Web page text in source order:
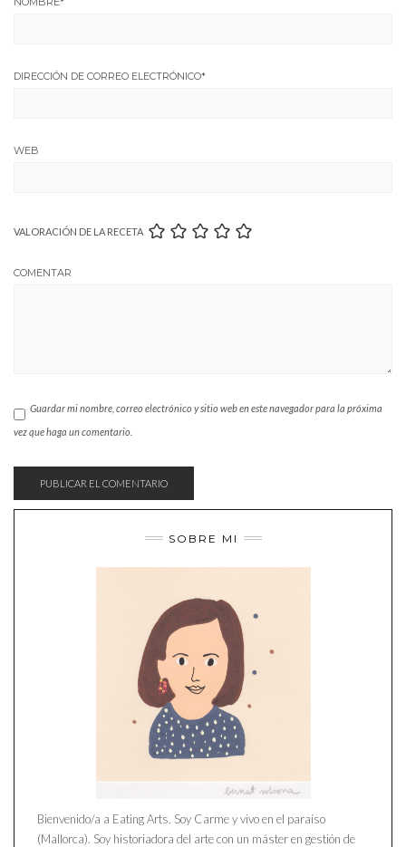
DIRECCIÓN DE CORREO ELECTRÓNICO*
WEB
VALORACIÓN DE LA RECETA
COMENTAR
Guardar mi nombre, correo electrónico y sitio web en este navegador para la próxima
vez que haga un comentario.
SOBRE MI
Bienvenido/a a Eating Arts. Soy Carme y vivo en el paraíso
(Mallorca). Soy historiadora del arte con un máster en gestión de